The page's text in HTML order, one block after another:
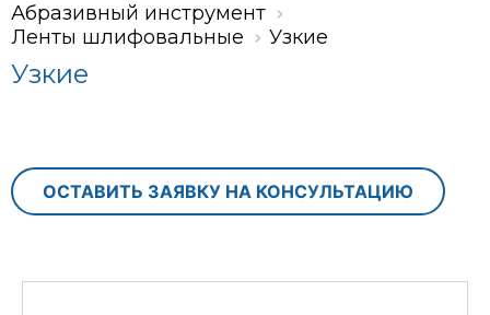
Абразивный инструмент
Ленты шлифовальные
Узкие
Узкие
ОСТАВИТЬ ЗАЯВКУ НА КОНСУЛЬТАЦИЮ